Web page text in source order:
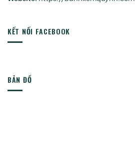
KẾT NỐI FACEBOOK
BẢN ĐỒ